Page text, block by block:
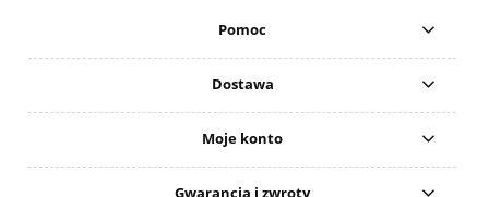
Pomoc
Dostawa
Moje konto
Gwarancja i zwroty